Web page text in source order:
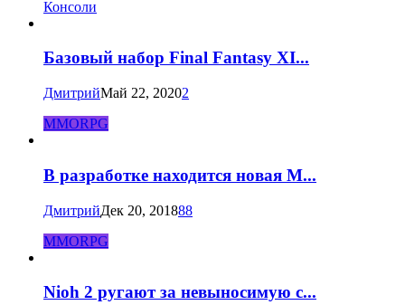
Консоли
Базовый набор Final Fantasy XI...
ДмитрийМай 22, 20202
MMORPG
В разработке находится новая M...
ДмитрийДек 20, 201888
MMORPG
Nioh 2 ругают за невыносимую с...